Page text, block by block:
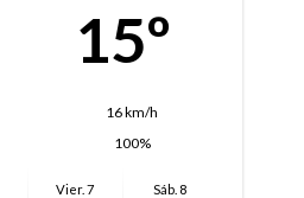
15º
16 km/h
100%
Vier. 7
Sáb. 8